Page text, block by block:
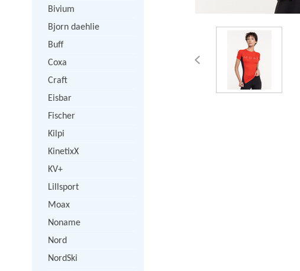
Bivium
Bjorn daehlie
Buff
Coxa
Craft
Eisbar
Fischer
Kilpi
KinetixX
KV+
Lillsport
Moax
Noname
Nord
NordSki